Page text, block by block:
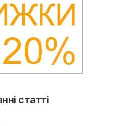
статті